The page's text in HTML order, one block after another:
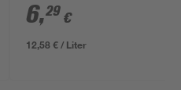
6,29 €
12,58 € / Liter